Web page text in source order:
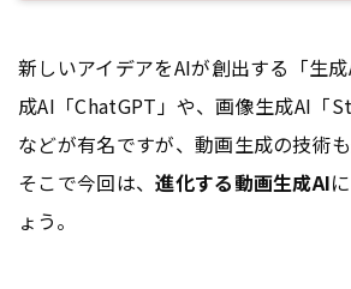
新しいアイデアをAIが創出する「生成
成AI「ChatGPT」や、画像生成AI「
などが有名ですが、動画生成の技術も
そこで今回は、進化する動画生成AI
ょう。